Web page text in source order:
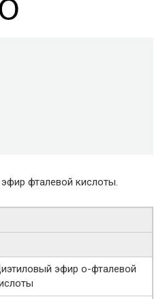
фталевой кислоты.
эфир о-​фталевой